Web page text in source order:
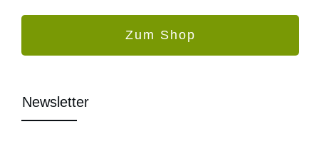
Zum Shop
Newsletter